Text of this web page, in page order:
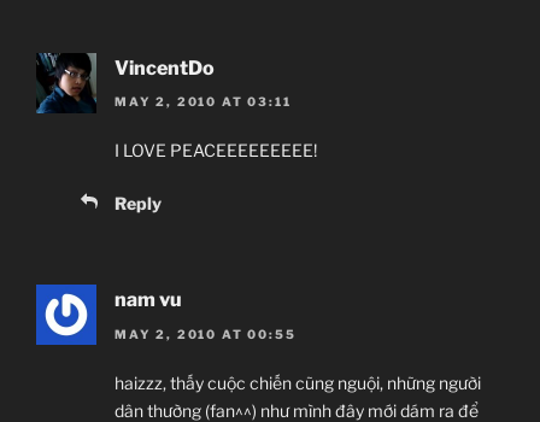
VincentDo
MAY 2, 2010 AT 03:11
I LOVE PEACEEEEEEEEE!
Reply
nam vu
MAY 2, 2010 AT 00:55
haizzz, thấy cuộc chiến cũng nguội, những người
dân thường (fan^^) như mình đây mới dám ra để